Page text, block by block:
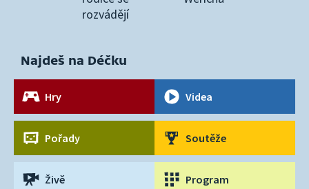
rozvádějí
Najdeš na Déčku
Hry Videa
Pořady Soutěže
Živě Program